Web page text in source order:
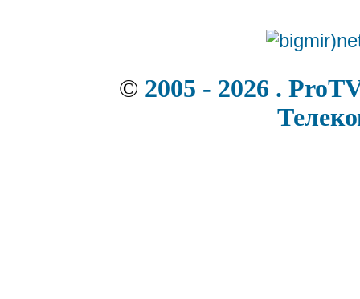
© 2005 - 2026 .